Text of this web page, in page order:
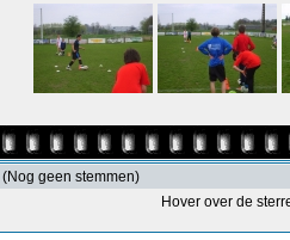
(Nog geen stemmen)
Hover over de